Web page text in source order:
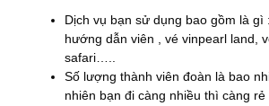
Dịch vụ bạn sử dụng bao gồm là gì
hướng dẫn viên , vé vinpearl land,
safari…..
Số lượng thành viên đoàn là bao
nhiên bạn đi càng nhiều thì càng